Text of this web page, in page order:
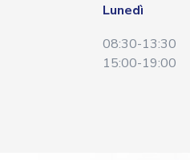
Lunedì
08:30-13:30
15:00-19:00